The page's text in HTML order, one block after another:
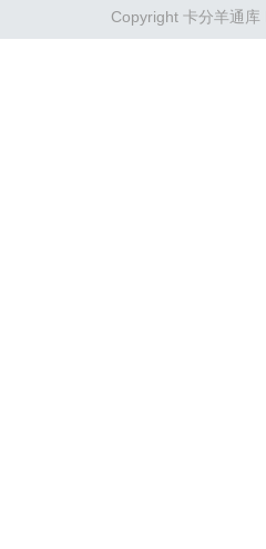
题，例如提
结等。这
Copyright 卡分羊通库